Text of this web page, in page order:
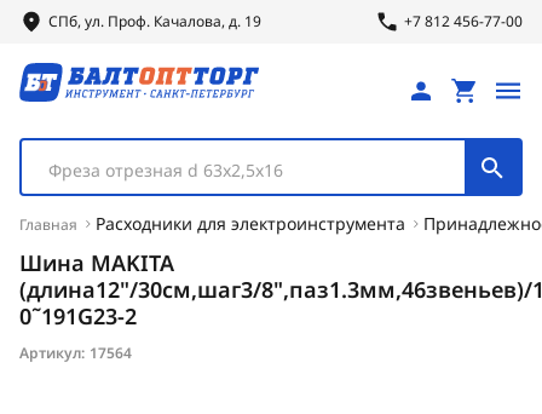
СПб, ул. Проф. Качалова, д. 19 +7 812 456-77-00
Фреза отрезная d 63х2,5х16
Главная Расходники для электроинструмента
Шина MAKITA
(длина12"/30см,шаг3/8",паз1.3мм,46звеньев)/
0˜191G23-2
Артикул: 17564